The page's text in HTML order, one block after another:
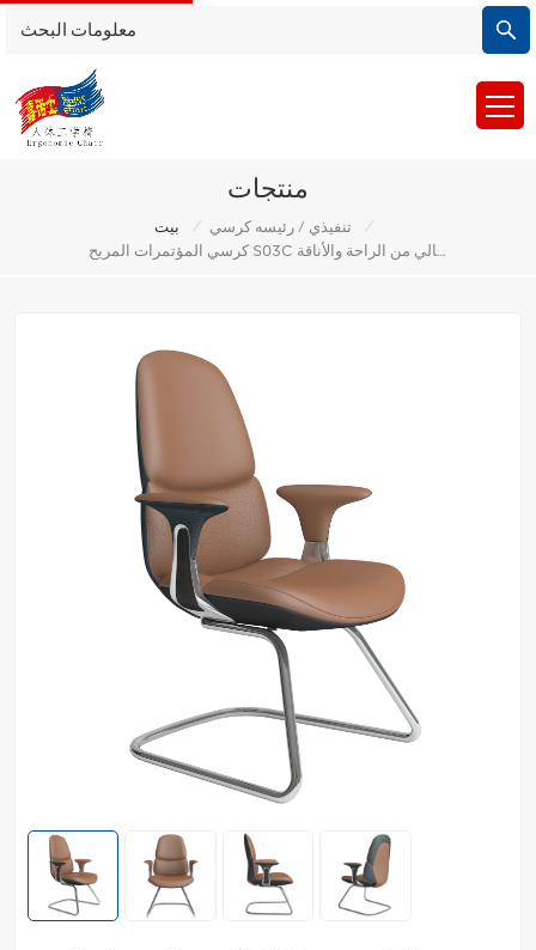
منتجات
بيت / تنفيذي / رئيسه كرسي
/
كرسي المؤتمرات المريح S03C منتصف الظهر: مزيج مثالي من الراحة والأناقة